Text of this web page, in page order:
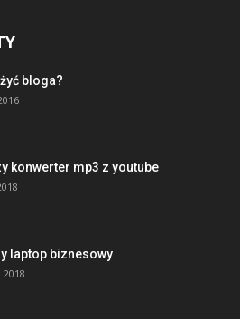
bloga?
konwerter mp3 z youtube
laptop biznesowy